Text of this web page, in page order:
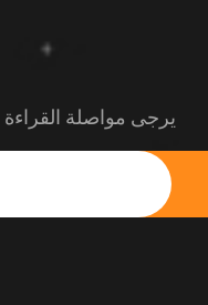
يرجى مواصلة القراءة